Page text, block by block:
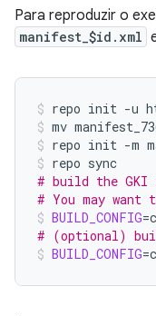
Para reproduzir o
manifest_$id.xml
repo init -u
mv
repo init -m
repo
# build the GKI
# You may
BUILD_CONFIG=
# (optional)
BUILD_CONFIG=